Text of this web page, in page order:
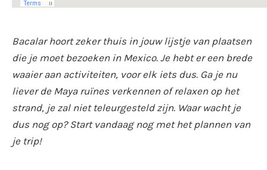
Bacalar hoort zeker thuis in jouw lijstje van plaatsen
die je moet bezoeken in Mexico. Je hebt er een brede
waaier aan activiteiten, voor elk iets dus. Ga je nu
liever de Maya ruïnes verkennen of relaxen op het
strand, je zal niet teleurgesteld zijn. Waar wacht je
dus nog op? Start vandaag nog met het plannen van
je trip!